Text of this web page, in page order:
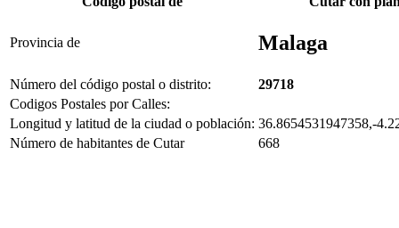
Provincia de Malaga
Número del código postal o distrito:
29718
Codigos Postales por Calles:
Longitud y latitud de la ciudad o población: 36.8654531947358,-
Número de habitantes de Cutar
668